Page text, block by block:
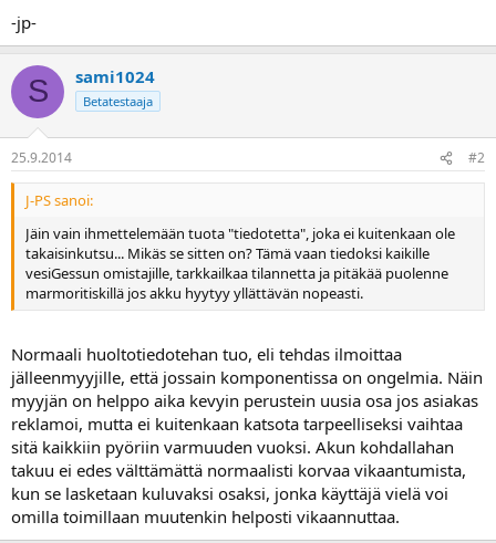
-jp-
S sami1024
Betatestaaja
25.9.2014 #2
J-PS sanoi:
Jäin vain ihmettelemään tuota "tiedotetta", joka ei kuitenkaan ole
takaisinkutsu... Mikäs se sitten on? Tämä vaan tiedoksi kaikille
vesiGessun omistajille, tarkkailkaa tilannetta ja pitäkää puolenne
marmoritiskillä jos akku hyytyy yllättävän nopeasti.
Normaali huoltotiedotehan tuo, eli tehdas ilmoittaa
jälleenmyyjille, että jossain komponentissa on ongelmia. Näin
myyjän on helppo aika kevyin perustein uusia osa jos asiakas
reklamoi, mutta ei kuitenkaan katsota tarpeelliseksi vaihtaa
sitä kaikkiin pyöriin varmuuden vuoksi. Akun kohdallahan
takuu ei edes välttämättä normaalisti korvaa vikaantumista,
kun se lasketaan kuluvaksi osaksi, jonka käyttäjä vielä voi
omilla toimillaan muutenkin helposti vikaannuttaa.